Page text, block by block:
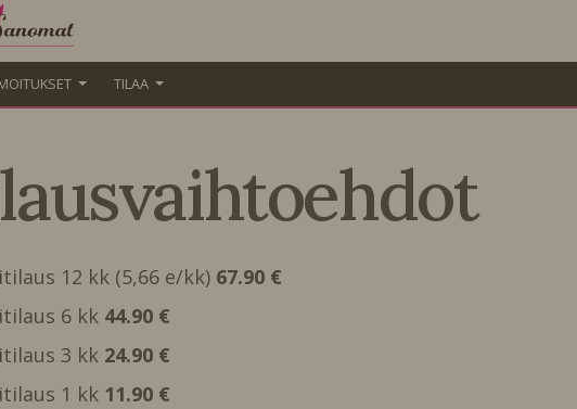
TILAA
12 kk (5,66 e/kk) 67.90 €
6 kk 44.90 €
3 kk 24.90 €
1 kk 11.90 €